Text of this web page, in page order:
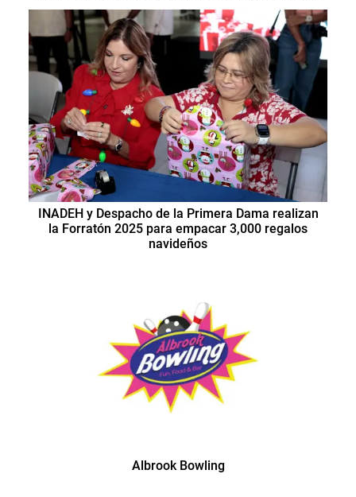
INADEH y Despacho de la Primera Dama realizan
la Forratón 2025 para empacar 3,000 regalos
navideños
Albrook Bowling